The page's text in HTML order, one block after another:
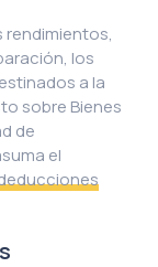
rendimientos,
los
a la
sobre Bienes
de
el